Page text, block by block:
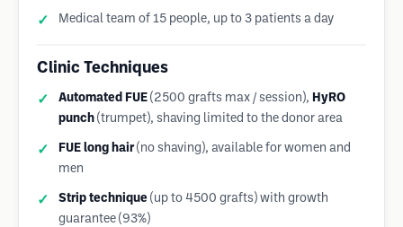
Medical team of 15 people, up to 3 patients a day
Clinic Techniques
Automated FUE (2500 grafts max / session), HyRO
punch (trumpet), shaving limited to the donor area
FUE long hair(no shaving), available for women and
men
Strip technique (up to 4500 grafts) with growth
guarantee (93%)